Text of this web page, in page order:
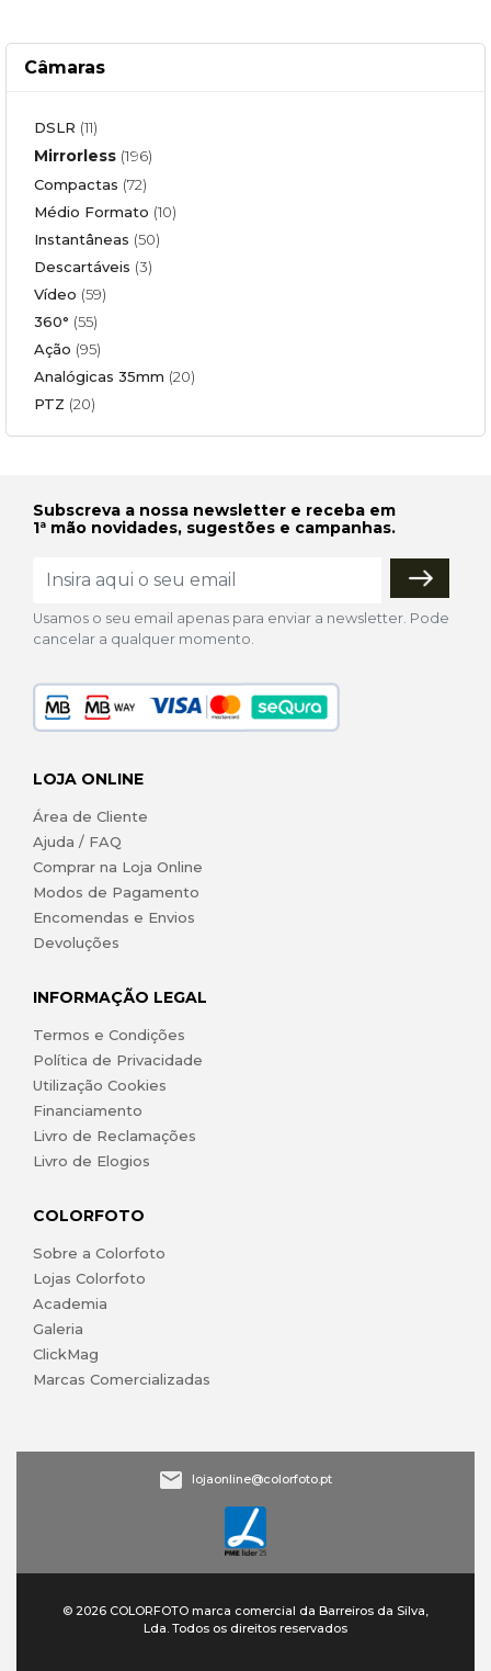
Câmaras
DSLR (11)
Mirrorless (196)
Compactas (72)
Médio Formato (10)
Instantâneas (50)
Descartáveis (3)
Vídeo (59)
360° (55)
Ação (95)
Analógicas 35mm (20)
PTZ (20)
Subscreva a nossa newsletter e receba em
1ª mão novidades, sugestões e campanhas.
Usamos o seu email apenas para enviar a newsletter. Pode
cancelar a qualquer momento.
LOJA ONLINE
Área de Cliente
Ajuda / FAQ
Comprar na Loja Online
Modos de Pagamento
Encomendas e Envios
Devoluções
INFORMAÇÃO LEGAL
Termos e Condições
Política de Privacidade
Utilização Cookies
Financiamento
Livro de Reclamações
Livro de Elogios
COLORFOTO
Sobre a Colorfoto
Lojas Colorfoto
Academia
Galeria
ClickMag
Marcas Comercializadas
lojaonline@colorfoto.pt
© 2026 COLORFOTO marca comercial da Barreiros da Silva,
Lda. Todos os direitos reservados